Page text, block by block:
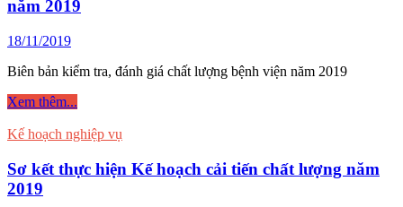
viêm
hô
cấp
khác
giá
lượng
bệnh
viện
6
tháng
năm
2020
năm 2019
18/11/2019
Biên bản kiểm tra, đánh giá chất lượng bệnh viện năm 2019
Biên
kiểm
đánh
giá
chất
Xem thêm...
Kế hoạch nghiệp vụ
Sơ kết thực hiện Kế hoạch cải tiến chất lượng năm
2019